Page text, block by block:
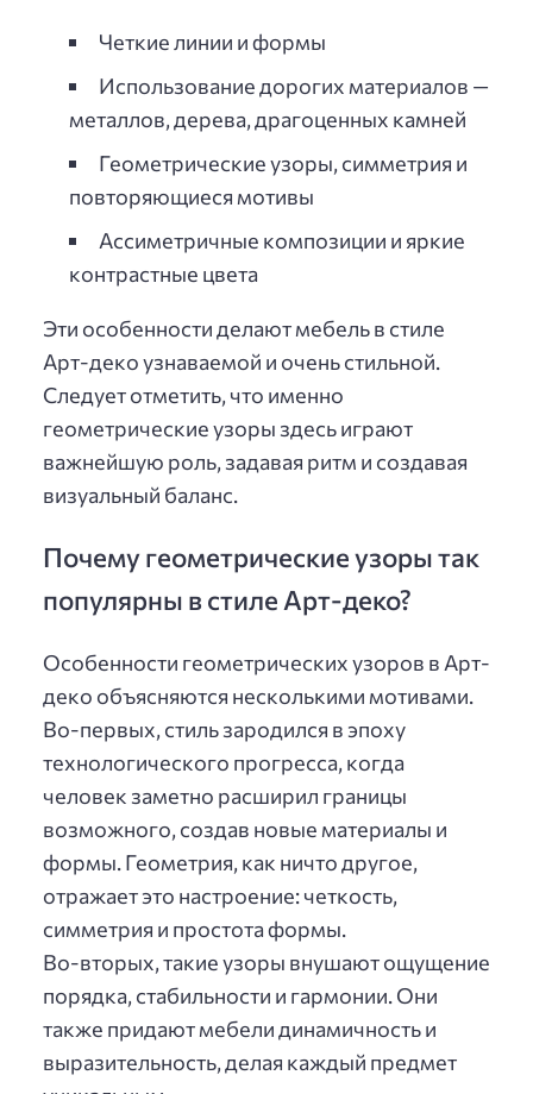
Четкие линии и формы
Использование дорогих материалов —
металлов, дерева, драгоценных камней
Геометрические узоры, симметрия и
повторяющиеся мотивы
Ассиметричные композиции и яркие
контрастные цвета
Эти особенности делают мебель в стиле
Арт-деко узнаваемой и очень стильной.
Следует отметить, что именно
геометрические узоры здесь играют
важнейшую роль, задавая ритм и создавая
визуальный баланс.
Почему геометрические узоры так
популярны в стиле Арт-деко?
Особенности геометрических узоров в Арт-
деко объясняются несколькими мотивами.
Во-первых, стиль зародился в эпоху
технологического прогресса, когда
человек заметно расширил границы
возможного, создав новые материалы и
формы. Геометрия, как ничто другое,
отражает это настроение: четкость,
симметрия и простота формы.
Во-вторых, такие узоры внушают ощущение
порядка, стабильности и гармонии. Они
также придают мебели динамичность и
выразительность, делая каждый предмет